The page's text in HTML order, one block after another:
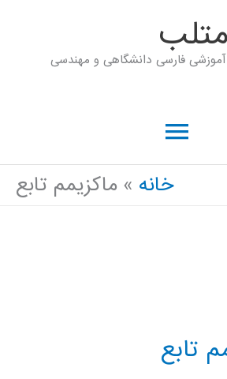
فارسی دانشگاهی و مهندسی
فهرست
اصلی
خانه ماکزیمم تابع
تابع